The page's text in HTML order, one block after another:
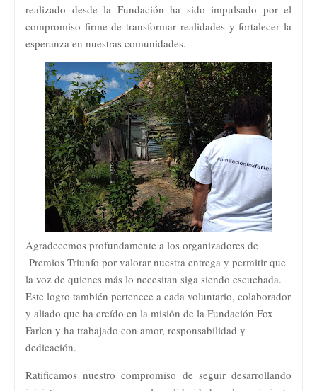
realizado desde la Fundación ha sido impulsado por el
compromiso firme de transformar realidades y fortalecer la
esperanza en nuestras comunidades.
Agradecemos profundamente a los organizadores de
Premios Triunfo por valorar nuestra entrega y permitir que
la voz de quienes más lo necesitan siga siendo escuchada.
Este logro también pertenece a cada voluntario, colaborador
y aliado que ha creído en la misión de la Fundación Fox
Farlen y ha trabajado con amor, responsabilidad y
dedicación.
Ratificamos nuestro compromiso de seguir desarrollando